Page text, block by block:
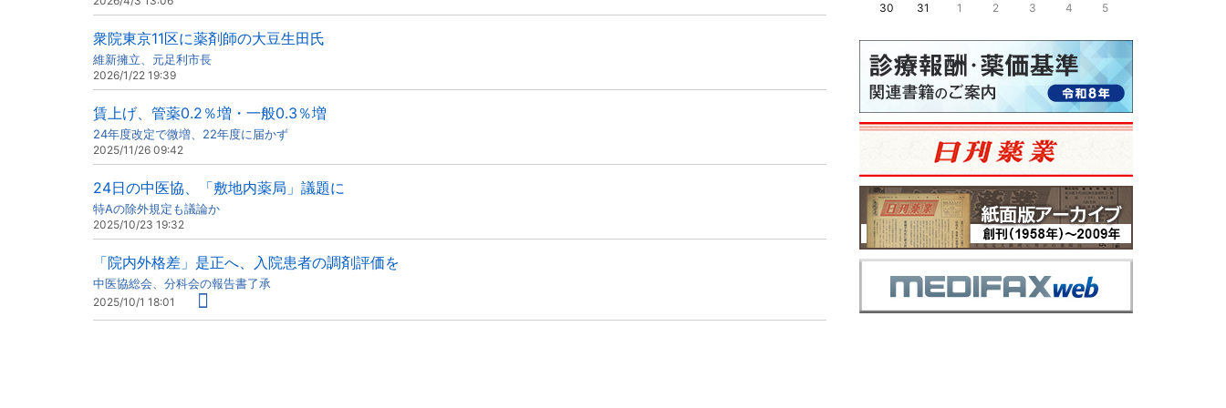
衆院東京11区に薬剤師の大豆生田氏
維新擁立、元足利市長
2026/1/22 19:39
賃上げ、管薬0.2％増・一般0.3％増
24年度改定で微増、22年度に届かず
2025/11/26 09:42
24日の中医協、「敷地内薬局」議題に
特Aの除外規定も議論か
2025/10/23 19:32
「院内外格差」是正へ、入院患者の調剤評価を
中医協総会、分科会の報告書了承
2025/10/1 18:01
30
31 1 2 3 4 5